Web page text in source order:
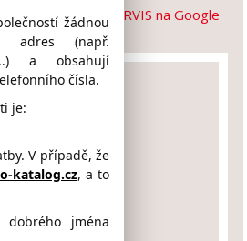
RADONOVÝ SERVIS na Google
žádnou
adres (např.
a obsahují
čísla.
je:
V případě, že
katalog.cz, a to
jména